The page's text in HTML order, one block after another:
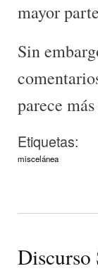
mayor
Sin
parece
Etiquetas:
miscelánea
Discurso